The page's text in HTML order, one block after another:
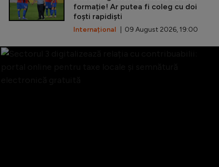
formație! Ar putea fi coleg cu doi
foști rapidiști
Internațional | 09 August 2026, 19:00